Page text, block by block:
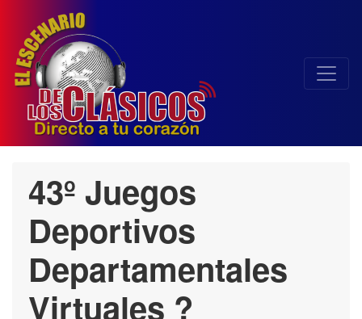
43º Juegos
Deportivos
Departamentales
Virtuales ?